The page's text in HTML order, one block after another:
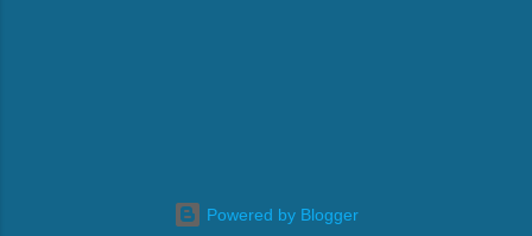
Powered by Blogger